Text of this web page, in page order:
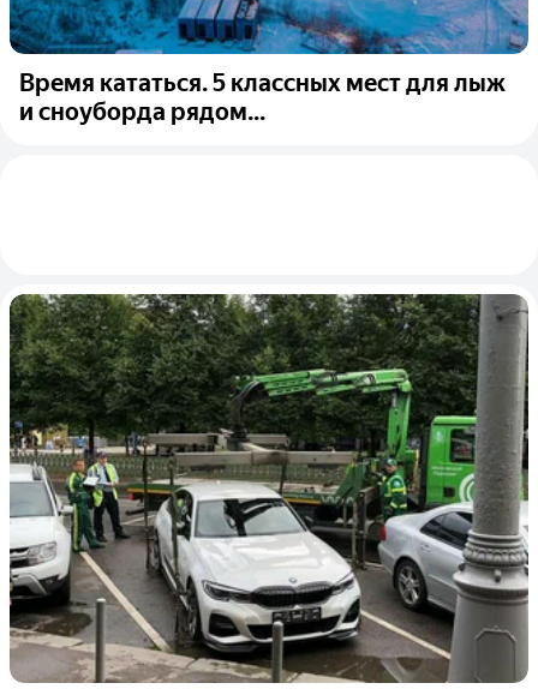
Время кататься. 5 классных мест для лыж
и сноуборда рядом...